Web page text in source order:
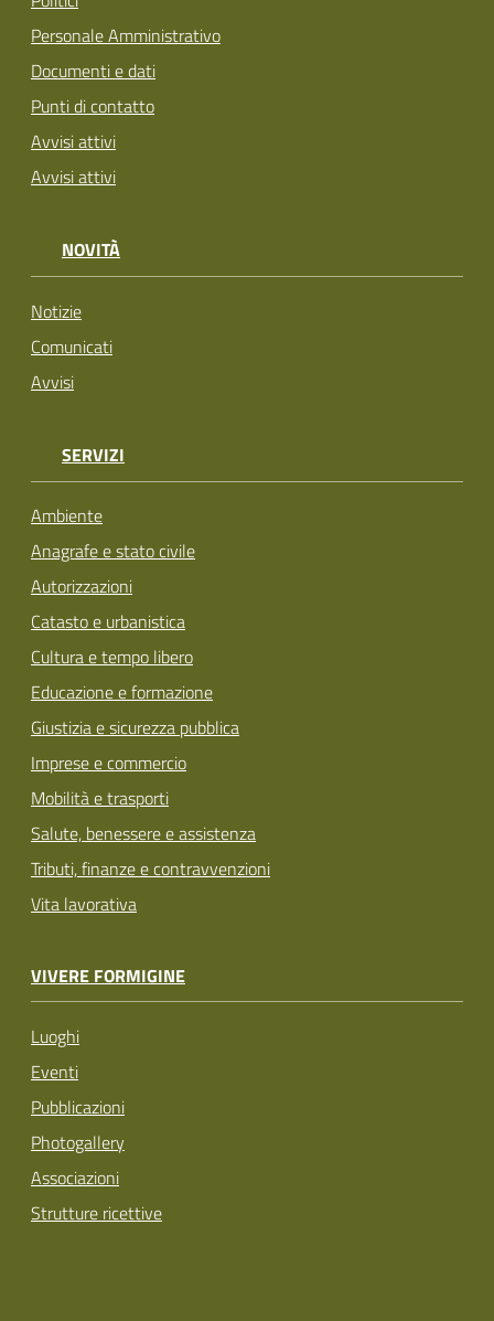
Personale Amministrativo
Documenti e dati
Punti di contatto
Avvisi attivi
Avvisi attivi
NOVITÀ
Notizie
Comunicati
Avvisi
SERVIZI
Ambiente
Anagrafe e stato civile
Autorizzazioni
Catasto e urbanistica
Cultura e tempo libero
Educazione e formazione
Giustizia e sicurezza pubblica
Imprese e commercio
Mobilità e trasporti
Salute, benessere e assistenza
Tributi, finanze e contravvenzioni
Vita lavorativa
VIVERE FORMIGINE
Luoghi
Eventi
Pubblicazioni
Photogallery
Associazioni
Strutture ricettive